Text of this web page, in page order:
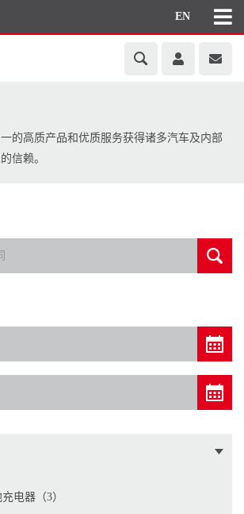
EN
的高质产品和优质服务获得诸多汽车及内部
信赖。
电器（3）